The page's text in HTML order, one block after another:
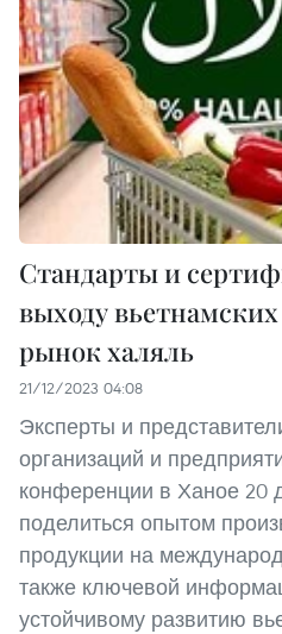
Стандарты и
выходу
рынок халяль
21/12/2023 04:08
Эксперты и
организаций и
конференции в Ханое 20
поделиться опытом
продукции на
также ключевой
устойчивому развитию